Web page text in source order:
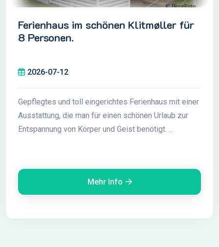
Ferienhaus im schönen Klitmøller für
8 Personen.
2026-07-12
Gepflegtes und toll eingerichtes Ferienhaus mit einer
Ausstattung, die man für einen schönen Urlaub zur
Entspannung von Körper und Geist benötigt. ...
Mehr Info